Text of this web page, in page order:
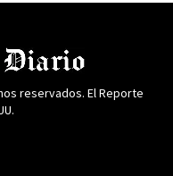
reservados. El Reporte